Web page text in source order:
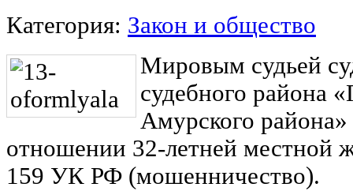
Категория: Закон и общество
Мировым судьей
судебного района
Амурского
отношении 32-летней местной
159 УК РФ (мошенничество).